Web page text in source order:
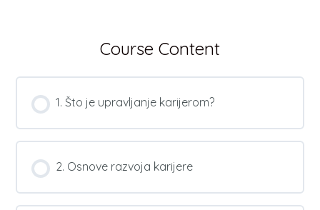
Course Content
1. Što je upravljanje karijerom?
2. Osnove razvoja karijere